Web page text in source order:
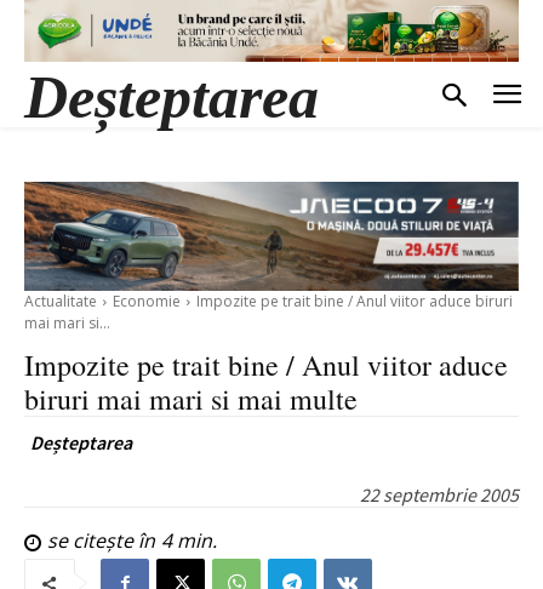
Deșteptarea
Actualitate Economie
Impozite pe trait bine / Anul viitor aduce biruri
mai mari si...
Impozite pe trait bine / Anul viitor aduce
biruri mai mari si mai multe
Deșteptarea
22 septembrie 2005
se citește în 4min.